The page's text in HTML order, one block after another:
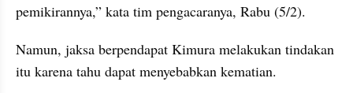
pemikirannya,” kata tim pengacaranya, Rabu (5/2).
Namun, jaksa berpendapat Kimura melakukan tindakan
itu karena tahu dapat menyebabkan kematian.